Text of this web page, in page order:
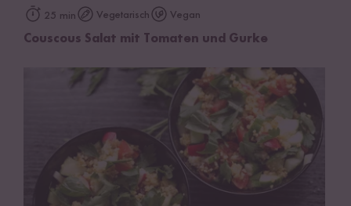
25 min Vegetarisch Vegan
Couscous Salat mit Tomaten und Gurke